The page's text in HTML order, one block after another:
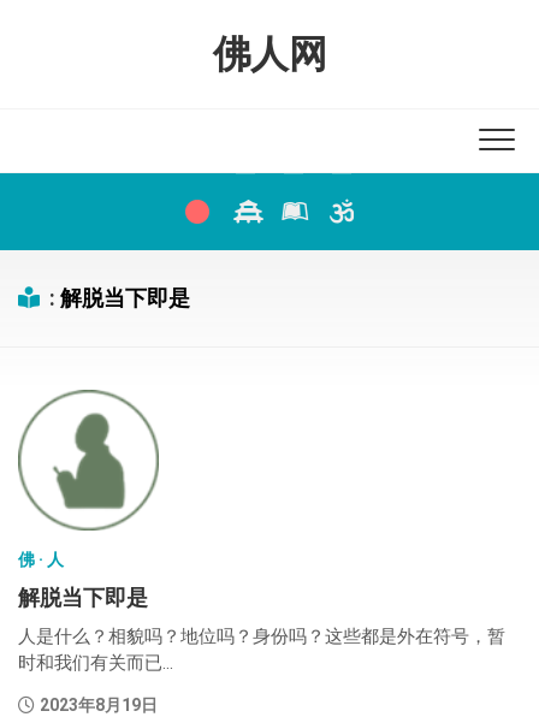
佛人网
: 解脱当下即是
佛 · 人
解脱当下即是
人是什么？相貌吗？地位吗？身份吗？这些都是外在符号，暂
时和我们有关而已...
2023年8月19日